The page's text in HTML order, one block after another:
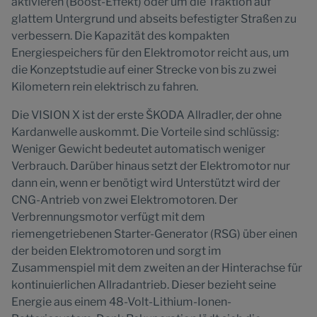
glattem Untergrund und abseits befestigter Straßen zu
verbessern. Die Kapazität des kompakten
Energiespeichers für den Elektromotor reicht aus, um
die Konzeptstudie auf einer Strecke von bis zu zwei
Kilometern rein elektrisch zu fahren.
Die VISION X ist der erste ŠKODA Allradler, der ohne
Kardanwelle auskommt. Die Vorteile sind schlüssig:
Weniger Gewicht bedeutet automatisch weniger
Verbrauch. Darüber hinaus setzt der Elektromotor nur
dann ein, wenn er benötigt wird Unterstützt wird der
CNG-Antrieb von zwei Elektromotoren. Der
Verbrennungsmotor verfügt mit dem
riemengetriebenen Starter-Generator (RSG) über einen
der beiden Elektromotoren und sorgt im
Zusammenspiel mit dem zweiten an der Hinterachse für
kontinuierlichen Allradantrieb. Dieser bezieht seine
Energie aus einem 48-Volt-Lithium-Ionen-